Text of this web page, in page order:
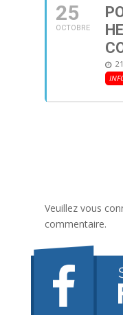
25
OCTOBRE
Veuillez vous
commentaire.